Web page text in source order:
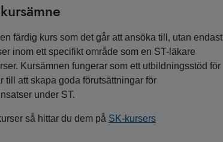
färdig kurs som det går att ansöka till, utan endast
inom ett specifikt område som en ST-läkare
Kursämnen fungerar som ett utbildningsstöd för
till att skapa goda förutsättningar för
under ST.
så hittar du dem på SK-kursers